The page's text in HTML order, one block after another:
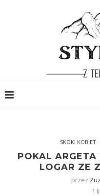
SKOKI KOBIET
POKAL
LOGAR ZE
przez
1